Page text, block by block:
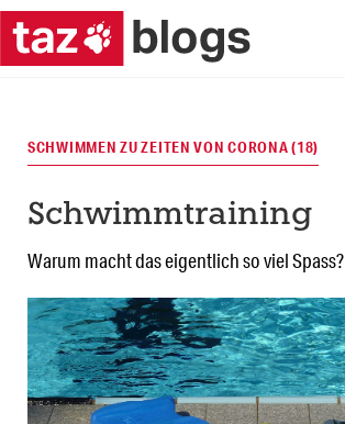
SCHWIMMEN ZU ZEITEN VON CORONA (18)
Schwimmtraining
Warum macht das eigentlich so viel Spass?